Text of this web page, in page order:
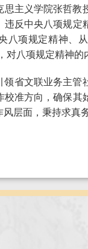
思主义学院张哲
违反中央八项规
八项规定精神、
对八项规定精神
领省文联业务主
校准方向，确保
层面，秉持求真